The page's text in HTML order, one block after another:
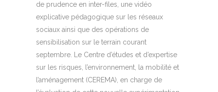
de prudence en inter-files, une vidéo
explicative pédagogique sur les réseaux
sociaux ainsi que des opérations de
sensibilisation sur le terrain courant
septembre. Le Centre d’études et d’expertise
sur les risques, l’environnement, la mobilité et
l’aménagement (CEREMA), en charge de